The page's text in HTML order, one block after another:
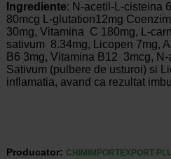
Ingrediente: N-acetil-L-cisteina
80mcg L-glutation12mg
30mg, Vitamina C 180mg, L-
sativum 8.34mg, Licopen 7mg,
B6 3mg, Vitamina B12 3mcg,
Sativum (pulbere de usturoi) si
inflamatia, avand ca rezultat
Producator: CHIMIMPORTEXPORT-